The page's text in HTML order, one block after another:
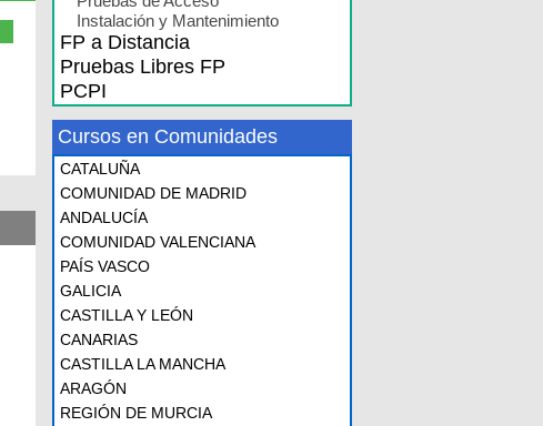
Instalación y Mantenimiento
FP a Distancia
Pruebas Libres FP
PCPI
Cursos en Comunidades
CATALUÑA
COMUNIDAD DE MADRID
ANDALUCÍA
COMUNIDAD VALENCIANA
PAÍS VASCO
GALICIA
CASTILLA Y LEÓN
CANARIAS
CASTILLA LA MANCHA
ARAGÓN
REGIÓN DE MURCIA